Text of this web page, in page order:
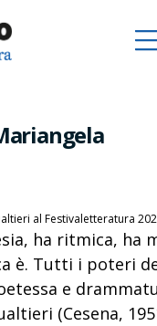
al Festivaletteratura
ha ritmica, ha
è. Tutti i poteri
e
(Cesena,